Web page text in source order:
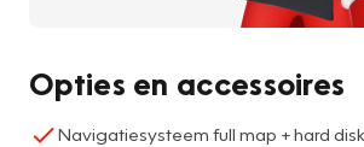
Opties en accessoires
Navigatiesysteem full map + hard disk